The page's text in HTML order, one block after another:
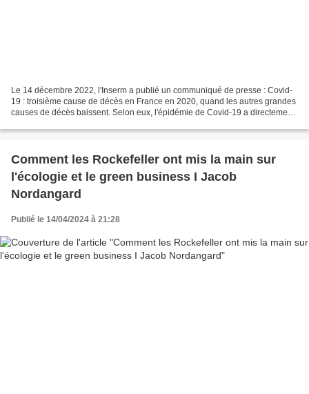
Le 14 décembre 2022, l'Inserm a publié un communiqué de presse : Covid-
19 : troisième cause de décès en France en 2020, quand les autres grandes
causes de décès baissent. Selon eux, l'épidémie de Covid-19 a directement
Comment les Rockefeller ont mis la main sur
l'écologie et le green business I Jacob
Nordangard
Publié le 14/04/2024 à 21:28